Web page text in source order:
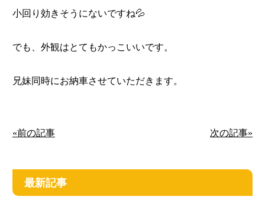
小回り効きそうにないですね💦
でも、外観はとてもかっこいいです。
兄妹同時にお納車させていただきます。
«前の記事 次の記事»
最新記事